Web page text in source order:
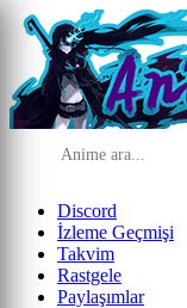
Discord
İzleme Geçmişi
Takvim
Rastgele
Paylaşımlar